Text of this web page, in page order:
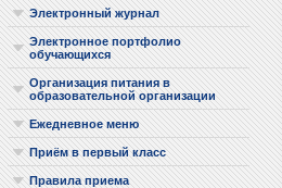
Электронный журнал
Электронное портфолио
обучающихся
Организация питания в
образовательной организации
Ежедневное меню
Приём в первый класс
Правила приема